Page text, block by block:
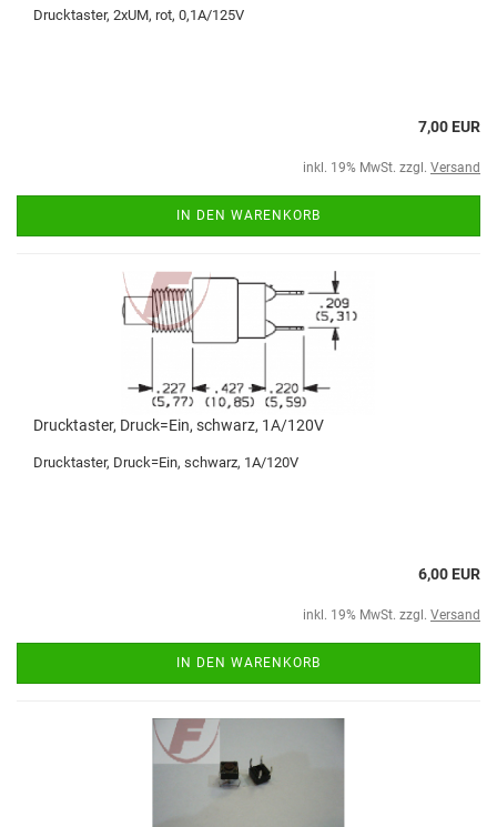
Drucktaster, 2xUM, rot, 0,1A/125V
7,00 EUR
inkl. 19% MwSt. zzgl. Versand
IN DEN WARENKORB
Drucktaster, Druck=Ein, schwarz, 1A/120V
Drucktaster, Druck=Ein, schwarz, 1A/120V
6,00 EUR
inkl. 19% MwSt. zzgl. Versand
IN DEN WARENKORB